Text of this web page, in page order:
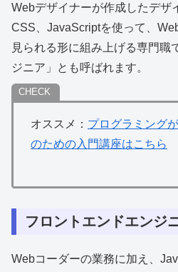
Webデザイナーが作成したデザ
CSS、JavaScriptを使って、
見られる形に組み上げる専門職
ジニア」とも呼ばれます。
オススメ： プログラミング
のための入門講座はこちら
フロントエンドエンジ
Webコーダーの業務に加え、